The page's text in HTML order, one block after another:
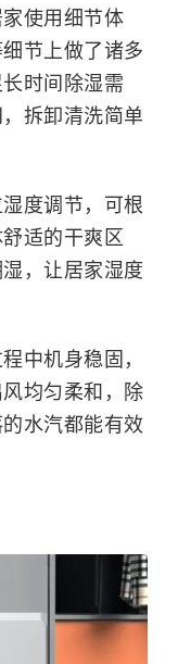
使用细节体
节上做了诸多
时间除湿需
拆卸清洗简单
度调节，可根
适的干爽区
，让居家湿度
中机身稳固，
均匀柔和，除
水汽都能有效